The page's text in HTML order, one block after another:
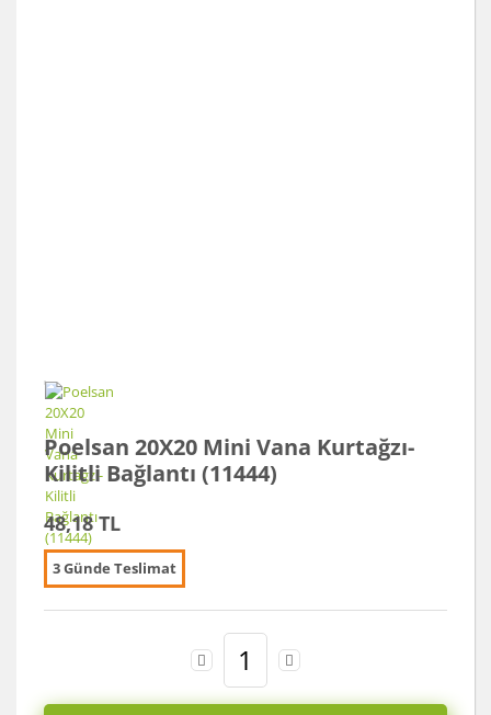
Poelsan 20X20 Mini Vana Kurtağzı-
Kilitli Bağlantı (11444)
48,18 TL
3 Günde Teslimat